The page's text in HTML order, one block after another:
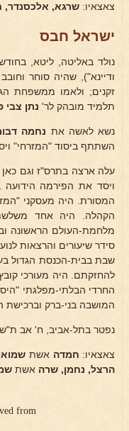
צאצאיו: שרגא, אלכסנדר,
ישראל חבס
נולד באליטה, ליטא, בחודש שבט
ודיינא"), שהיה סוחר
זקנים; ולאמו ממשפחת
תלמיד מובהק לר' נתן צבי
נשא לאשה את נחמה
השתתף ביסוד "המזרחי"
עלה ארצה בתרס"ז וגם
ויסד את הפירמה
הקהלה. היה אחד
מלחמת-העולם הראשונה
סידר שיעורים והרצאות
שבת בבית-הכנסת הגדול
להחזקתם. היה מעורכי
החרדי הבלתי-מפלגתי
המושבה בני-ברק
נפטר בתל-אביב, ח' אב ת"ש.
צאצאיו: חמדה אשת
הרצל, נחמן, שרה אשת
from